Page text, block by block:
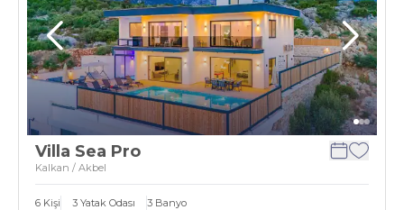
Villa Sea Pro
Kalkan / Akbel
6 Kişi 3 Yatak Odası 3 Banyo